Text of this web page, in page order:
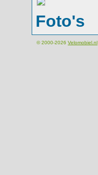
Foto's
© 2000-2026 Velomobiel.nl